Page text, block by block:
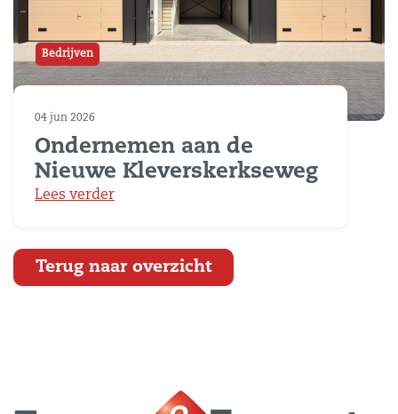
Bedrijven
04 jun 2026
Ondernemen aan de
Nieuwe Kleverskerkseweg
Lees verder
Terug naar overzicht